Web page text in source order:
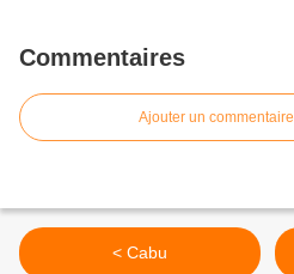
Commentaires
Ajouter un commentaire
< Cabu